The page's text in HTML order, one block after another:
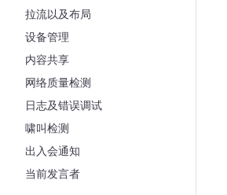
拉流以及布局
设备管理
内容共享
网络质量检测
日志及错误调试
啸叫检测
出入会通知
当前发言者